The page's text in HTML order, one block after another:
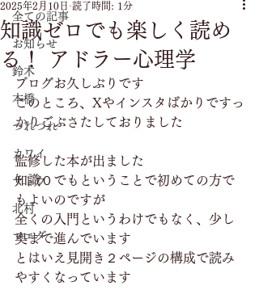
全ての記事
お知らせ
鈴木
本橋
つれづれ
カワイ
サトウ
北村
マエダ
知識ゼロでも楽しく読め
る！ アドラー心理学
2025年2月10日 読了時間: 1分
ブログお久しぶりです
このところ、Xやインスタばかりですっ
かりごぶさたしておりました
監修した本が出ました
知識０でもということで初めての方で
もよいのですが
全くの入門というわけでもなく、少し
奥まで進んでいます
とはいえ見開き２ページの構成で読み
やすくなっています